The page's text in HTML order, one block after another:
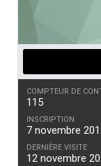
COMPTEUR DE
115
INSCRIPTION
7 novembre
DERNIÈRE VISITE
12 novembre